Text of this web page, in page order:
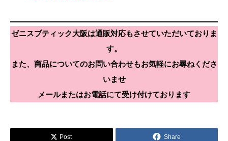
ゼニスブティック大阪は通販対応もさせていただいておりま
す。
また、商品についてのお問い合わせもお気軽にお尋ねくださ
いませ
メールまたはお電話にて受け付けております
Post Share